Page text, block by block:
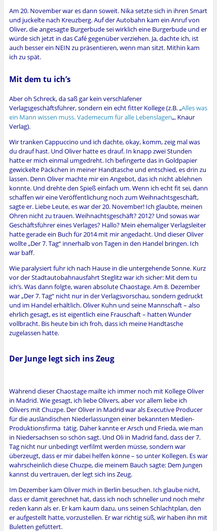
Am 20. November war es dann soweit. Nika setzte sich in ihren Smart
und juckelte nach Kreuzberg. Auf der Autobahn kam ein Anruf von
Oliver, die angesagte Burgerbude sei wirklich eine Burgerbude und er
würde sich jetzt in das Café gegenüber verziehen. Ja, dachte ich, ist
auch besser ein NEIN zu präsentieren, wenn man sitzt. Mithin kam
ich zu spät.
Mit dem tu ich’s
Aber oh Schreck, da saß gar kein verschlafener
Verlagsgeschäftsführer, sondern ein echt fitter Kollege (z.B. „Alles was
ein Mann wissen muss. Vademecum für alle Lebenslagen„, Knaur
Verlag).
Wir tranken Cappuccino und ich dachte, okay, komm, zeig mal was
du drauf hast. Und Oliver hatte es drauf. In knapp zwei Stunden
hatte er mich einmal umgedreht. Ich befingerte das in Goldpapier
gewickelte Päckchen in meiner Handtasche und entschied, es drin zu
lassen. Denn Oliver machte mir ein Angebot, das ich nicht ablehnen
konnte. Und drehte den Spieß einfach um. Wenn ich echt fit sei, dann
schaffen wir eine Veröffentlichung noch zum Weihnachtsgeschäft,
sagte er. Liebe Leute, es war der 20. November! Ich glaubte, meinen
Ohren nicht zu trauen. Weihnachtsgeschäft? 2012? Und sowas war
Geschäftsführer eines Verlages? Hallo? Mein ehemaliger Verlagsleiter
hatte gerade ein Buch für 2014 mit mir angedacht. Und dieser Oliver
wollte „Der 7. Tag“ innerhalb von Tagen in den Handel bringen. Ich
war baff.
Wie paralysiert fuhr ich nach Hause in die untergehende Sonne. Kurz
vor der Stadtautobahnausfahrt Steglitz war ich sicher: Mit dem tu
ich’s. Was dann folgte, waren absolute Chaostage. Am 8. Dezember
war „Der 7. Tag“ nicht nur in der Verlagsvorschau, sondern gedruckt
und im Handel erhältlich. Oliver Kuhn und seine Mannschaft – also
ehrlich gesagt, es ist eigentlich eine Frauschaft – hatten Wunder
vollbracht. Bis heute bin ich froh, dass ich meine Handtasche
zugelassen hatte.
Der Junge legt sich ins Zeug
Während dieser Chaostage mailte ich immer noch mit Kollege Oliver
in Madrid. Wie gesagt, ich liebe Olivers, aber vor allem liebe ich
Olivers mit Chuzpe. Der Oliver in Madrid war als Executive Producer
für die ausländischen Niederlassungen einer bekannten Medien-
Produktionsfirma tätig. Daher kannte er Arsch und Frieda, wie man
in Niedersachsen so schön sagt. Und Oli in Madrid fand, dass der 7.
Tag nicht nur unbedingt verfilmt werden müsse, sondern war
überzeugt, dass er mir dabei helfen könne – so unter Kollegen. Es war
wahrscheinlich diese Chuzpe, die meinem Bauch sagte: Dem Jungen
kannst du vertrauen, der legt sich ins Zeug.
Im Dezember kam Oliver mich in Berlin besuchen. Ich glaube nicht,
dass er damit gerechnet hat, dass ich noch schneller und noch mehr
reden kann als er. Er kam kaum dazu, uns seinen Schlachtplan, den
er aufgestellt hatte, vorzustellen. Er war richtig süß, wir haben ihn mit
Buletten gefüttert.